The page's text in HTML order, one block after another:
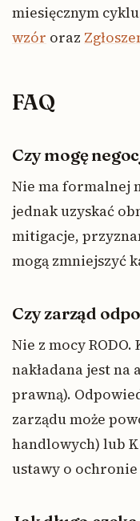
miesięcznym
wzór oraz
FAQ
Czy mogę
Nie ma formalnej
jednak uzyskać
mitigacje,
mogą zmniejszyć
Czy zarząd
Nie z mocy
nakładana jest
prawną).
zarządu może
handlowych) lub
ustawy o ochronie